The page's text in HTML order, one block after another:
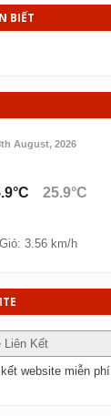
BIẾT
August, 2026
25.9°C
Gió: 3.56 km/h
kết website miễn phí